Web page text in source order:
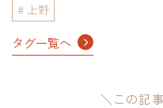
上野
タグ一覧へ
＼この記